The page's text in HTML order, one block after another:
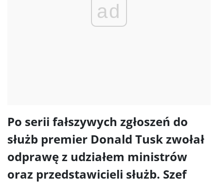
ad
Po serii fałszywych zgłoszeń do
służb premier Donald Tusk zwołał
odprawę z udziałem ministrów
oraz przedstawicieli służb. Szef